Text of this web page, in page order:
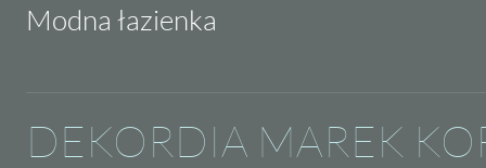
Modna łazienka
DEKORDIA MAREK